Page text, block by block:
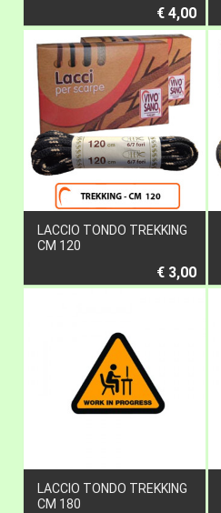
€ 4,00
LACCIO TONDO TREKKING
CM 120
€ 3,00
LACCIO TONDO TREKKING
CM 180